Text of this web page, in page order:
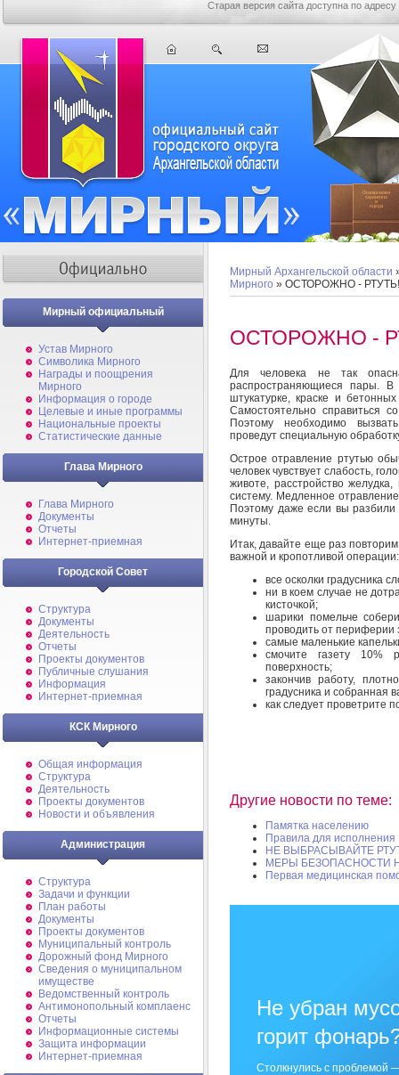
Старая версия сайта доступна по адресу
Мирный официальный
Устав Мирного
Символика Мирного
Награды и поощрения
Мирного
Информация о городе
Целевые и иные программы
Национальные проекты
Статистические данные
Глава Мирного
Глава Мирного
Документы
Отчеты
Интернет-приемная
Городской Совет
Структура
Документы
Деятельность
Отчеты
Проекты документов
Публичные слушания
Информация
Интернет-приемная
КСК Мирного
Общая информация
Структура
Деятельность
Проекты документов
Новости и объявления
Администрация
Структура
Задачи и функции
План работы
Документы
Проекты документов
Муниципальный контроль
Дорожный фонд Мирного
Cведения о муниципальном
имуществе
Ведомственный контроль
Антимонопольный комплаенс
Отчеты
Информационные системы
Защита информации
Интернет-приемная
Мирный Архангельской области
Мирного » ОСТОРОЖНО - РТУТЬ!
ОСТОРОЖНО -
Для человека не так
распространяющиеся пары.
штукатурке, краске и
Самостоятельно справиться
Поэтому необходимо
проведут специальную
Острое отравление ртутью
человек чувствует слабость,
животе, расстройство
систему. Медленное
Поэтому даже если вы разбили
минуты.
Итак, давайте еще раз
важной и кропотливой операции:
все осколки градусника
ни в коем случае не
кисточкой;
шарики помельче
проводить от периферии
самые маленькие
смочите газету 10%
поверхность;
закончив работу,
градусника и собранная
как следует проветрите
Другие новости по теме:
Памятка населению
Правила для исполнения
НЕ ВЫБРАСЫВАЙТЕ
МЕРЫ БЕЗОПАСНОСТИ
Первая медицинская
Не убран
горит
Столкнулись с проблемой